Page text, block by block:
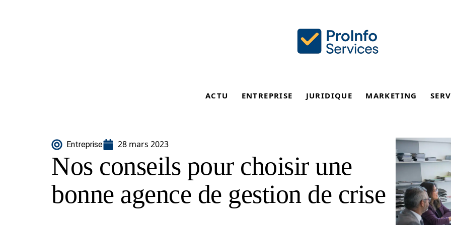
ACTU ENTREPRISE JURIDIQUE MARKETING
Entreprise 28 mars 2023
Nos conseils pour choisir une
bonne agence de gestion de crise